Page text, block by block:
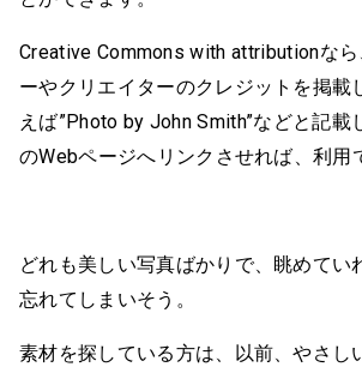
Creative Commons with attributionな
ーやクリエイターのクレジットを掲載
えば”Photo by John Smith”などと記載
のWebページへリンクさせれば、利用
どれも美しい写真ばかりで、眺めてい
忘れてしまいそう。
素材を探している方は、以前、やさし